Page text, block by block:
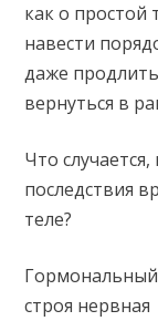
как о простой
навести
даже
вернуться в
Что
последствия
теле?
Гормональный
строя